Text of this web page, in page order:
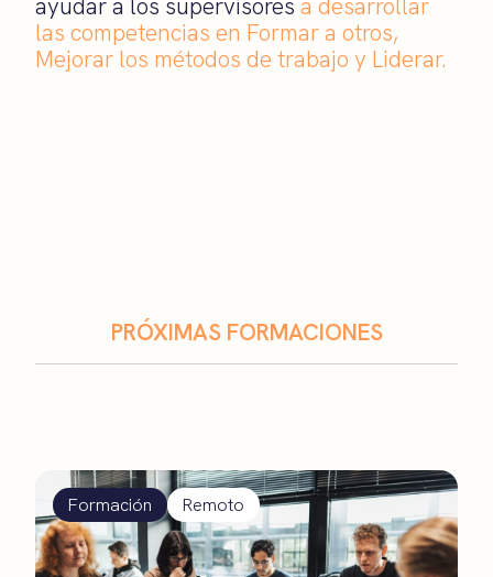
ayudar a los supervisores a desarrollar
las competencias en Formar a otros,
Mejorar los métodos de trabajo y Liderar.
PRÓXIMAS FORMACIONES
Formación Remoto